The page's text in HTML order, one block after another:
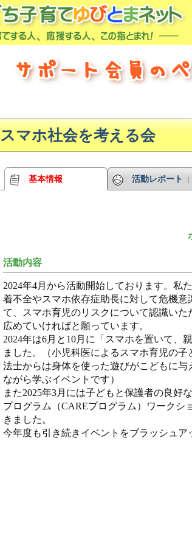
スマホ社会を考える会
基本情報 活動レポート
活動内容
2024年4月から活動開始しております。私
着不全やスマホ依存症助長に対して危機
て、スマホ育児のリスクについて認識い
広めていければと願っています。
2024年は6月と10月に「スマホを置いて、
ました。（小児科医によるスマホ育児の
法士からは身体を使った遊びがこどもに
ながら学ぶイベントです）
また2025年3月には子どもと保護者の良好
プログラム（CAREプログラム）ワークシ
きました。
今年度も引き続きイベントをブラッシュア